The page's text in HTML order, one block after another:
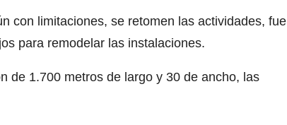
con limitaciones, se retomen las actividades, fue
para remodelar las instalaciones.
de 1.700 metros de largo y 30 de ancho, las